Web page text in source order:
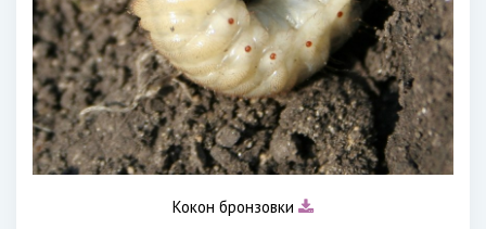
Кокон бронзовки